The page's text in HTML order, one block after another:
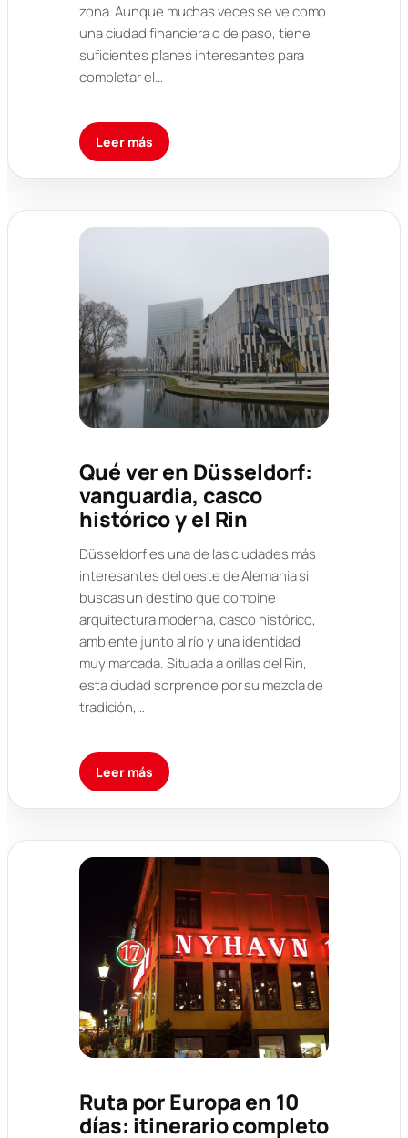
zona. Aunque muchas veces se ve como
una ciudad financiera o de paso, tiene
suficientes planes interesantes para
completar el…
Leer más
Qué ver en Düsseldorf:
vanguardia, casco
histórico y el Rin
Düsseldorf es una de las ciudades más
interesantes del oeste de Alemania si
buscas un destino que combine
arquitectura moderna, casco histórico,
ambiente junto al río y una identidad
muy marcada. Situada a orillas del Rin,
esta ciudad sorprende por su mezcla de
tradición,…
Leer más
Ruta por Europa en 10
días: itinerario completo